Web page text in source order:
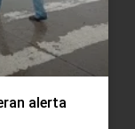
alerta